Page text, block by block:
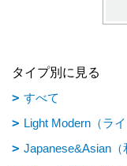
タイプ別に見る
すべて
Light Modern（ライ
Japanese&Asian（